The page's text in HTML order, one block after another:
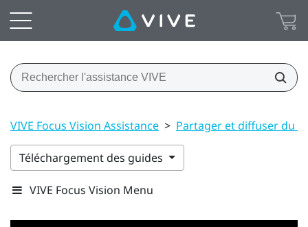
VIVE Focus Vision Assistance > Partager et diffuser du
Téléchargement des guides
VIVE Focus Vision Menu